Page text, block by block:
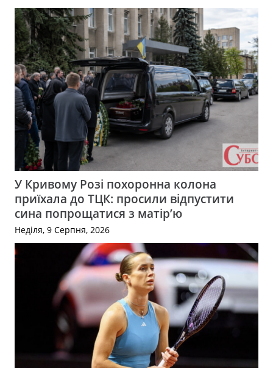
У Кривому Розі похоронна колона
приїхала до ТЦК: просили відпустити
сина попрощатися з матір’ю
Неділя, 9 Серпня, 2026